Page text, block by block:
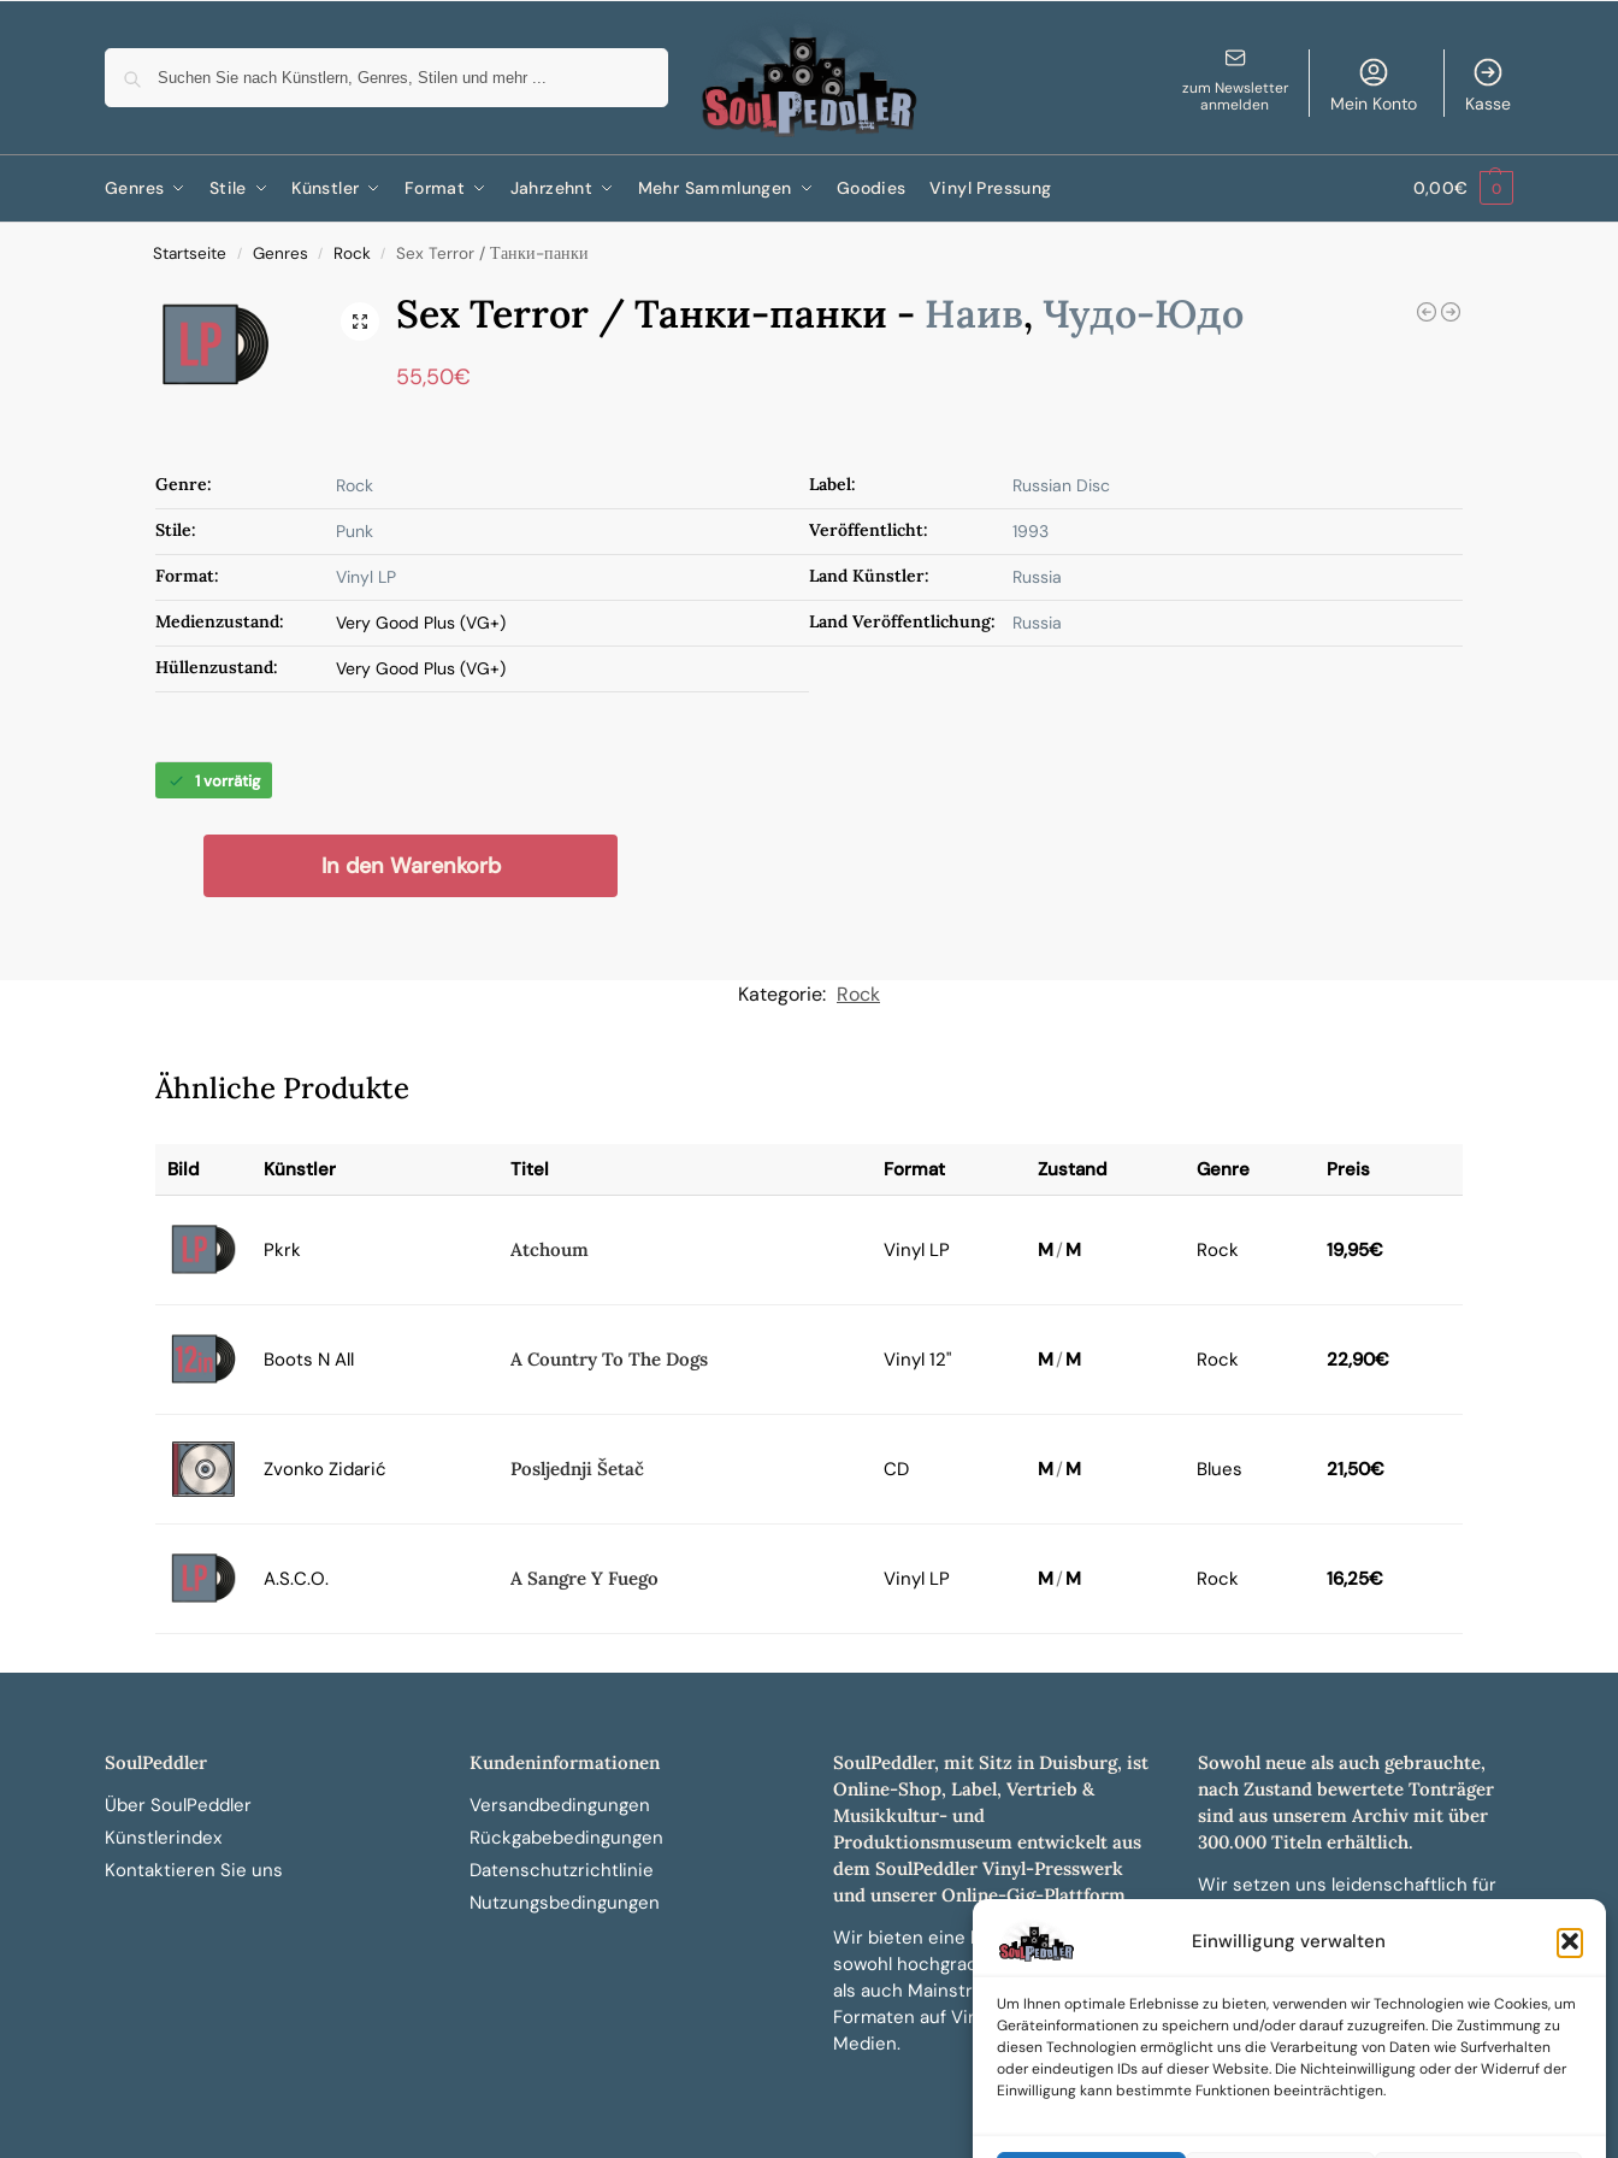
Einwilligung verwalten
Um Ihnen optimale Erlebnisse zu bieten, verwenden wir Technologien wie Cookies, um
Geräteinformationen zu speichern und/oder darauf zuzugreifen. Die Zustimmung zu
diesen Technologien ermöglicht uns die Verarbeitung von Daten wie Surfverhalten
oder eindeutigen IDs auf dieser Website. Die Nichteinwilligung oder der Widerruf der
Einwilligung kann bestimmte Funktionen beeinträchtigen.
zum Newsletter
anmelden
Mein Konto Kasse
Genres Stile Künstler Format Jahrzehnt Mehr Sammlungen Goodies Vinyl Pressung 0,00€ 0
Startseite / Genres / Rock / Sex Terror / Танки-панки
Sex Terror / Танки-панки - Наив, Чудо-Юдо
55,50€
Genre: Rock
Stile: Punk
Format: Vinyl LP
Medienzustand: Very Good Plus (VG+)
Hüllenzustand: Very Good Plus (VG+)
Label: Russian Disc
Veröffentlicht: 1993
Land Künstler: Russia
Land Veröffentlichung: Russia
1 vorrätig
In den Warenkorb
Kategorie: Rock
Ähnliche Produkte
Bild Künstler Titel Format Zustand Genre Preis
Pkrk Atchoum Vinyl LP M/ M Rock 19,95€
Boots N All A Country To The Dogs Vinyl 12" M/ M Rock 22,90€
Zvonko Zidarić Posljednji Šetač CD M/ M Blues 21,50€
A.S.C.O. A Sangre Y Fuego Vinyl LP M/ M Rock 16,25€
SoulPeddler
Über SoulPeddler
Künstlerindex
Kontaktieren Sie uns
Kundeninformationen
Versandbedingungen
Rückgabebedingungen
Datenschutzrichtlinie
Nutzungsbedingungen
SoulPeddler, mit Sitz in Duisburg, ist
Online-Shop, Label, Vertrieb &
Musikkultur- und
Produktionsmuseum entwickelt aus
dem SoulPeddler Vinyl-Presswerk
und unserer Online-Gig-Plattform.
Wir bieten eine breite Auswahl an
sowohl hochgradig sammelwürdigen
als auch Mainstream-Titeln und -
Formaten auf Vinyl, CD und weiteren
Medien.
Sowohl neue als auch gebrauchte,
nach Zustand bewertete Tonträger
sind aus unserem Archiv mit über
300.000 Titeln erhältlich.
Wir setzen uns leidenschaftlich für
und bieten hochwertige,
Musikindustrie.
SoulPeddler Mailorder, Records &
Vinyl Production – DUBOX –